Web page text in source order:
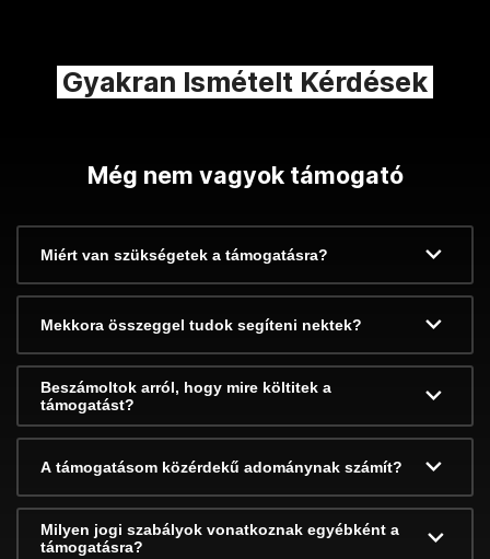
Gyakran Ismételt Kérdések
Még nem vagyok támogató
Miért van szükségetek a támogatásra?
Mekkora összeggel tudok segíteni nektek?
Beszámoltok arról, hogy mire költitek a
támogatást?
A támogatásom közérdekű adománynak számít?
Milyen jogi szabályok vonatkoznak egyébként a
támogatásra?